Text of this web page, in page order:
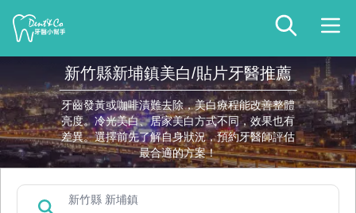
新竹縣新埔鎮美白/貼片牙醫推薦
牙齒發黃或咖啡漬難去除，美白療程能改善整體
亮度。冷光美白、居家美白方式不同，效果也有
差異。選擇前先了解自身狀況，預約牙醫師評估
最合適的方案！
新竹縣 新埔鎮